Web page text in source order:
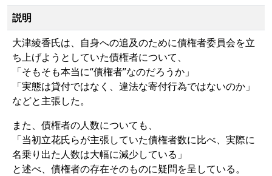
説明
大津綾香氏は、自身への追及のために債権者委員会を立
ち上げようとしていた債権者について、
「そもそも本当に“債権者”なのだろうか」
「実態は貸付ではなく、違法な寄付行為ではないのか」
などと主張した。
また、債権者の人数についても、
「当初立花氏らが主張していた債権者数に比べ、実際に
名乗り出た人数は大幅に減少している」
と述べ、債権者の存在そのものに疑問を呈している。